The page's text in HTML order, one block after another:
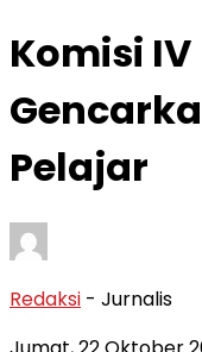
Komisi IV
Pelajar
Redaksi - Jurnalis